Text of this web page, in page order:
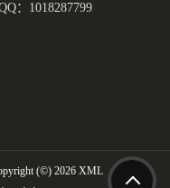
：1018287799
(©) 2026 XML